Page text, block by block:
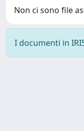
Non ci sono file
I documenti in